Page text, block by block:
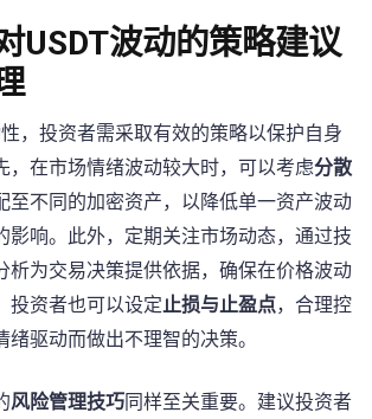
USDT波动的策略建议
，投资者需采取有效的策略以保护自身
，在市场情绪波动较大时，可以考虑分散
至不同的加密资产，以降低单一资产波动
影响。此外，定期关注市场动态，通过技
析为交易决策提供依据，确保在价格波动
投资者也可以设定止损与止盈点，合理控
驱动而做出不理智的决策。
风险管理技巧同样至关重要。建议投资者